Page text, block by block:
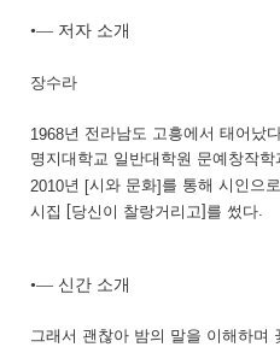
•― 저자 소개
장수라
1968년 전라남도 고흥에서 태어났
명지대학교 일반대학원 문예창작
2010년 [시와 문화] 를 통해 시인으
시집 [당신이 찰랑거리고] 를 썼다.
•― 신간 소개
그래서 괜찮아 밤의 말을 이해하며